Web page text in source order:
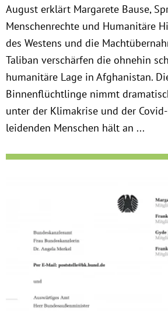
August erklärt Margarete Bause,
Menschenrechte und Humanitäre
des Westens und die
Taliban verschärfen die ohnehin
humanitäre Lage in Afghanistan.
Binnenflüchtlinge nimmt
unter der Klimakrise und der
leidenden Menschen hält an ...